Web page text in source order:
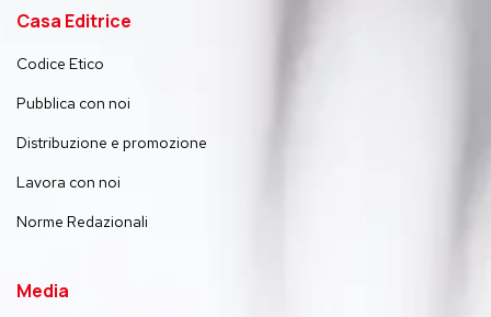
Casa Editrice
Codice Etico
Pubblica con noi
Distribuzione e promozione
Lavora con noi
Norme Redazionali
Media